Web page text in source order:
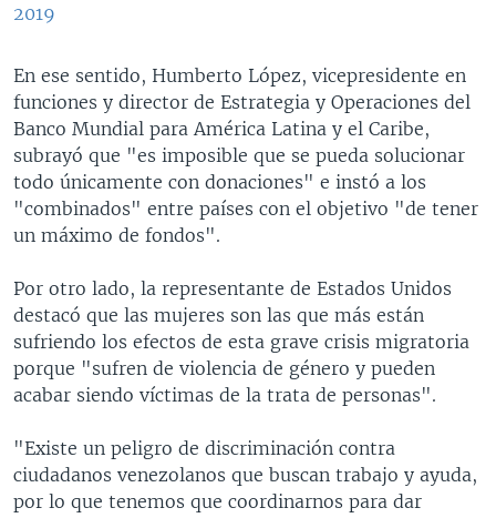
2019
En ese sentido, Humberto López, vicepresidente en
funciones y director de Estrategia y Operaciones del
Banco Mundial para América Latina y el Caribe,
subrayó que "es imposible que se pueda solucionar
todo únicamente con donaciones" e instó a los
"combinados" entre países con el objetivo "de tener
un máximo de fondos".
Por otro lado, la representante de Estados Unidos
destacó que las mujeres son las que más están
sufriendo los efectos de esta grave crisis migratoria
porque "sufren de violencia de género y pueden
acabar siendo víctimas de la trata de personas".
"Existe un peligro de discriminación contra
ciudadanos venezolanos que buscan trabajo y ayuda,
por lo que tenemos que coordinarnos para dar